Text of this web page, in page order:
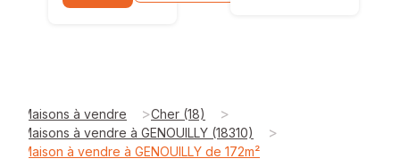
Maisons à vendre >Cher (18) >
Maisons à vendre à GENOUILLY (18310) >
Maison à vendre à GENOUILLY de 172m²